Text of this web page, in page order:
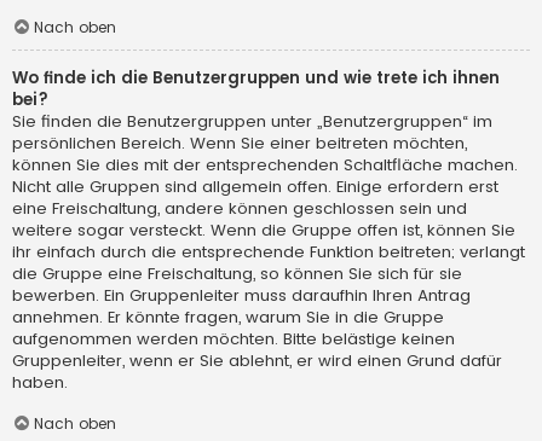
Nach oben
Wo finde ich die Benutzergruppen und wie trete ich ihnen
bei?
Sie finden die Benutzergruppen unter „Benutzergruppen“ im
persönlichen Bereich. Wenn Sie einer beitreten möchten,
können Sie dies mit der entsprechenden Schaltfläche machen.
Nicht alle Gruppen sind allgemein offen. Einige erfordern erst
eine Freischaltung, andere können geschlossen sein und
weitere sogar versteckt. Wenn die Gruppe offen ist, können Sie
ihr einfach durch die entsprechende Funktion beitreten; verlangt
die Gruppe eine Freischaltung, so können Sie sich für sie
bewerben. Ein Gruppenleiter muss daraufhin Ihren Antrag
annehmen. Er könnte fragen, warum Sie in die Gruppe
aufgenommen werden möchten. Bitte belästige keinen
Gruppenleiter, wenn er Sie ablehnt, er wird einen Grund dafür
haben.
Nach oben